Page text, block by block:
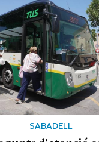
SABADELL